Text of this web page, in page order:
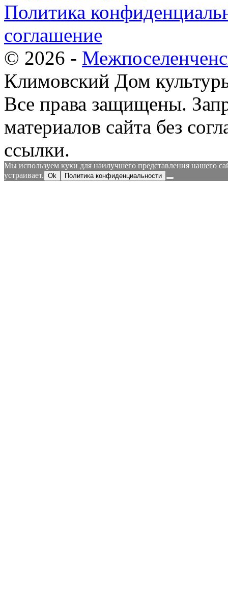
Политика
соглашение
© 2026 -
Климовский Дом
Все права защищены.
материалов сайта без
ссылки.
Мы используем куки для наилучшего представления нашего
устраивает. Ok Политика конфиденциальности